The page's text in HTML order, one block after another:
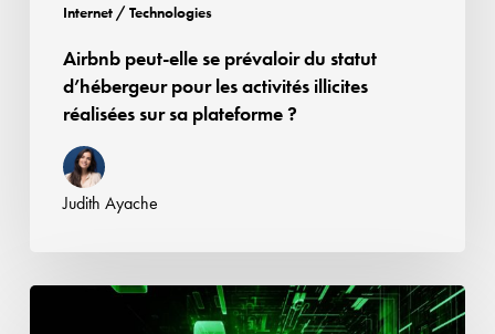
Internet / Technologies
activités
réalisées
plateforme
Airbnb peut-elle se prévaloir du statut
d’hébergeur pour les activités illicites
réalisées sur sa plateforme ?
Judith Ayache